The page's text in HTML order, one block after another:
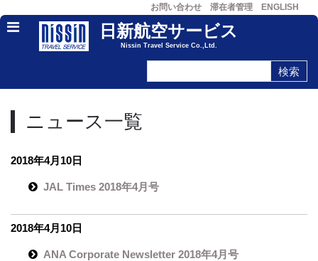
お問い合わせ 滞在者管理 ENGLISH
日新航空サービス
Nissin Travel Service Co.,Ltd.
ニュース一覧
2018年4月10日
JAL Times 2018年4月号
2018年4月10日
ANA Corporate Newsletter 2018年4月号